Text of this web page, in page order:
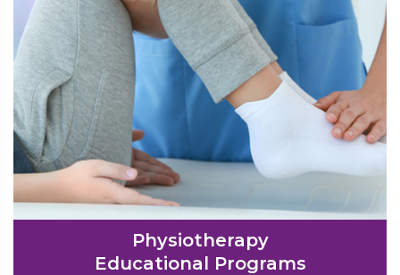
Physiotherapy
Educational Programs